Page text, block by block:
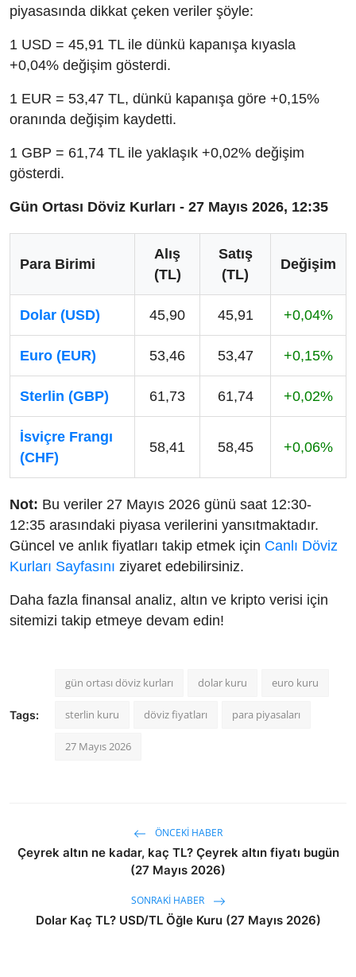
piyasasında dikkat çeken veriler şöyle:
1 USD = 45,91 TL ile dünkü kapanışa kıyasla
+0,04% değişim gösterdi.
1 EUR = 53,47 TL, dünkü kapanışa göre +0,15%
oranında değişim kaydetti.
1 GBP = 61,74 TL ile yaklaşık +0,02% değişim
gösterdi.
Gün Ortası Döviz Kurları - 27 Mayıs 2026, 12:35
Para Birimi
Alış
(TL)
Satış
(TL)
Değişim
Dolar (USD) 45,90 45,91 +0,04%
Euro (EUR) 53,46 53,47 +0,15%
Sterlin (GBP) 61,73 61,74 +0,02%
İsviçre Frangı
(CHF)
58,41 58,45 +0,06%
Not: Bu veriler 27 Mayıs 2026 günü saat 12:30-
12:35 arasındaki piyasa verilerini yansıtmaktadır.
Güncel ve anlık fiyatları takip etmek için Canlı Döviz
Kurları Sayfasını ziyaret edebilirsiniz.
Daha fazla finansal analiz, altın ve kripto verisi için
sitemizi takip etmeye devam edin!
Tags:
gün ortası döviz kurları dolar kuru euro kuru
sterlin kuru döviz fiyatları para piyasaları
27 Mayıs 2026
ÖNCEKI HABER
Çeyrek altın ne kadar, kaç TL? Çeyrek altın fiyatı bugün
(27 Mayıs 2026)
SONRAKI HABER
Dolar Kaç TL? USD/TL Öğle Kuru (27 Mayıs 2026)